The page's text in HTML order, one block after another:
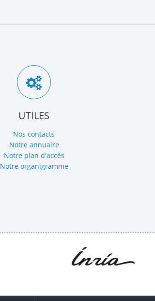
UTILES
Nos contacts
Notre annuaire
Notre plan d'accès
Notre organigramme